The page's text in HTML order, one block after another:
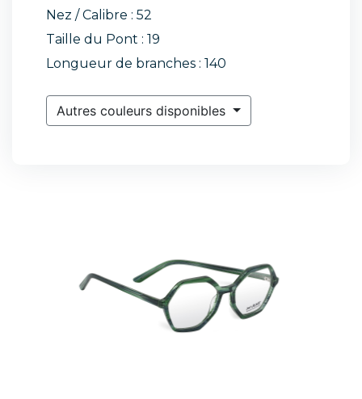
Nez / Calibre : 52
Taille du Pont : 19
Longueur de branches : 140
Autres couleurs disponibles